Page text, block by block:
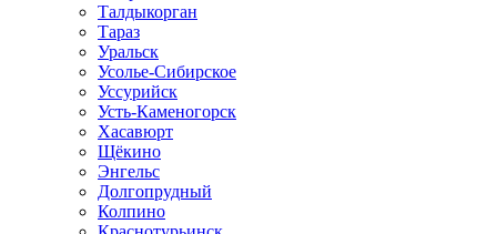
Талдыкорган
Тараз
Уральск
Усолье-Сибирское
Уссурийск
Усть-Каменогорск
Хасавюрт
Щёкино
Энгельс
Долгопрудный
Колпино